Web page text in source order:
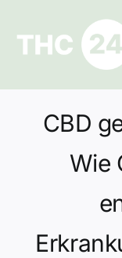
springen
Ratgeber
Impressum
CBD
Wie